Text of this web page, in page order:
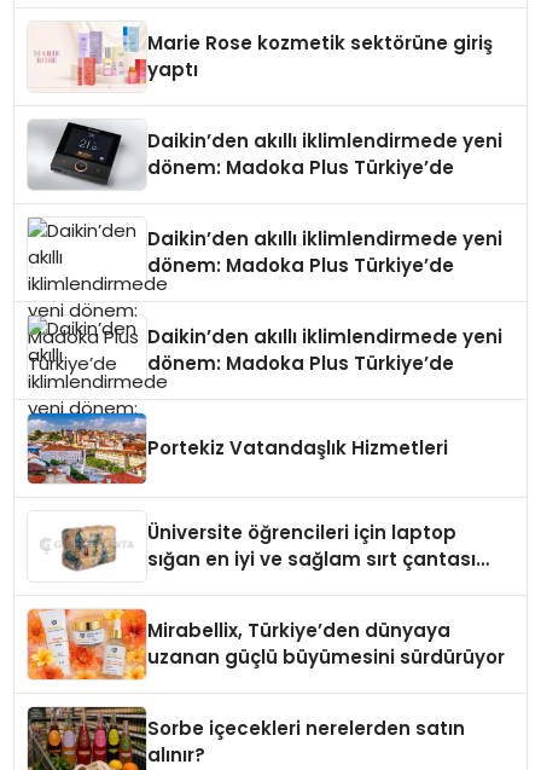
Marie Rose kozmetik sektörüne giriş
yaptı
Daikin’den akıllı iklimlendirmede yeni
dönem: Madoka Plus Türkiye’de
Daikin’den akıllı iklimlendirmede yeni
dönem: Madoka Plus Türkiye’de
Daikin’den akıllı iklimlendirmede yeni
dönem: Madoka Plus Türkiye’de
Portekiz Vatandaşlık Hizmetleri
Üniversite öğrencileri için laptop
sığan en iyi ve sağlam sırt çantası
Mirabellix, Türkiye’den dünyaya
uzanan güçlü büyümesini sürdürüyor
Sorbe içecekleri nerelerden satın
alınır?